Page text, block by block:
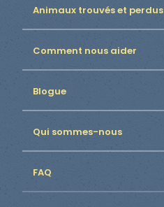
Animaux trouvés et perdus
Comment nous aider
Blogue
Qui sommes-nous
FAQ